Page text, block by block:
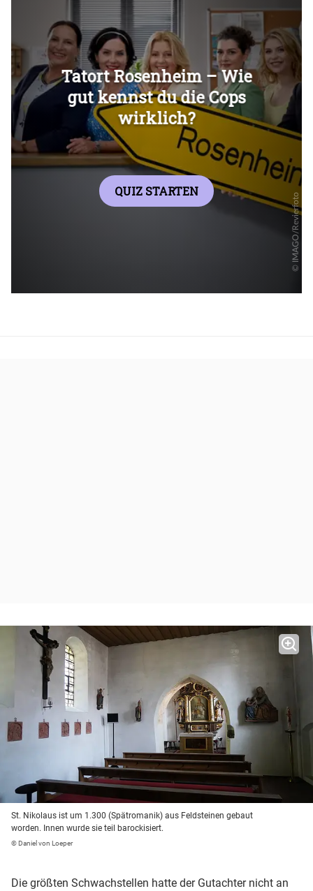
Überspringen
St. Nikolaus ist um 1.300 (Spätromanik) aus Feldsteinen gebaut
worden. Innen wurde sie teil barockisiert.
© Daniel von Loeper
Die größten Schwachstellen hatte der Gutachter nicht an